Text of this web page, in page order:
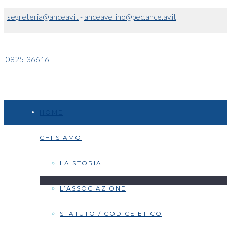
segreteria@anceav.it- anceavellino@pec.ance.av.it
0825-36616
CHI SIAMO
LA STORIA
L’ASSOCIAZIONE
STATUTO / CODICE ETICO